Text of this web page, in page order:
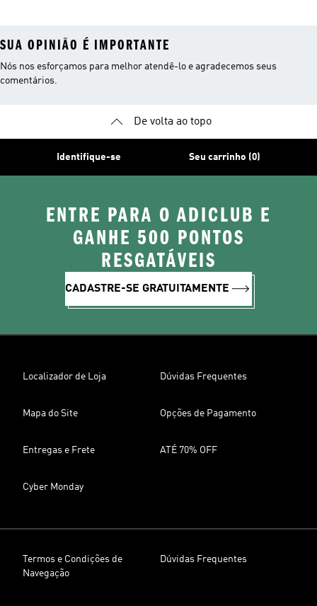
SUA OPINIÃO É IMPORTANTE
Nós nos esforçamos para melhor atendê-lo e agradecemos seus
comentários.
De volta ao topo
Identifique-se Seu carrinho (0)
ENTRE PARA O ADICLUB E
GANHE 500 PONTOS
RESGATÁVEIS
CADASTRE-SE GRATUITAMENTE
Localizador de Loja Dúvidas Frequentes
Mapa do Site Opções de Pagamento
Entregas e Frete ATÉ 70% OFF
Cyber Monday
Termos e Condições de
Navegação
Dúvidas Frequentes